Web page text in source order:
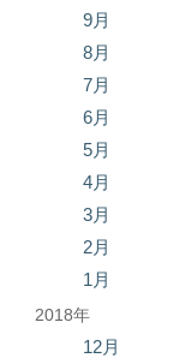
9月
8月
7月
6月
5月
4月
3月
2月
1月
2018年
12月